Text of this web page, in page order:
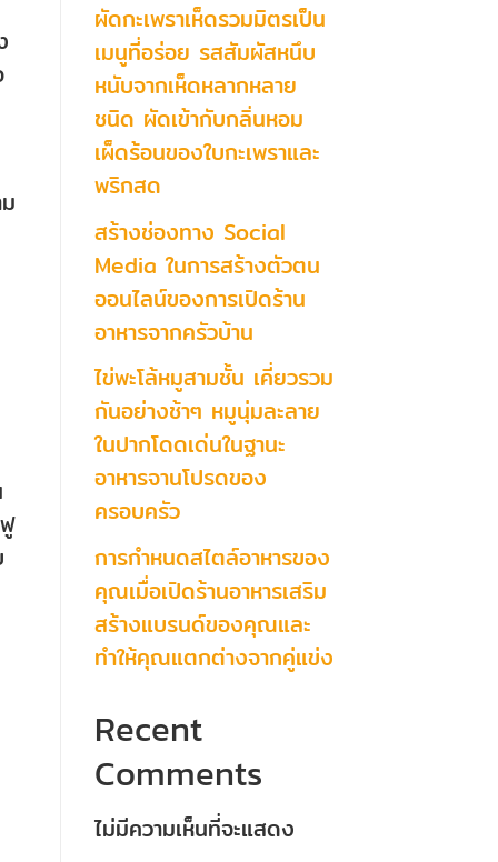
ผัดกะเพราเห็ดรวมมิตรเป็น
เมนูที่อร่อย รสสัมผัสหนึบ
หนับจากเห็ดหลากหลาย
ชนิด ผัดเข้ากับกลิ่นหอม
เผ็ดร้อนของใบกะเพราและ
พริกสด
สร้างช่องทาง Social
Media ในการสร้างตัวตน
ออนไลน์ของการเปิดร้าน
อาหารจากครัวบ้าน
ไข่พะโล้หมูสามชั้น เคี่ยวรวม
กันอย่างช้าๆ หมูนุ่มละลาย
ในปากโดดเด่นในฐานะ
อาหารจานโปรดของ
ครอบครัว
การกำหนดสไตล์อาหารของ
คุณเมื่อเปิดร้านอาหารเสริม
สร้างแบรนด์ของคุณและ
ทำให้คุณแตกต่างจากคู่แข่ง
Recent
Comments
ไม่มีความเห็นที่จะแสดง